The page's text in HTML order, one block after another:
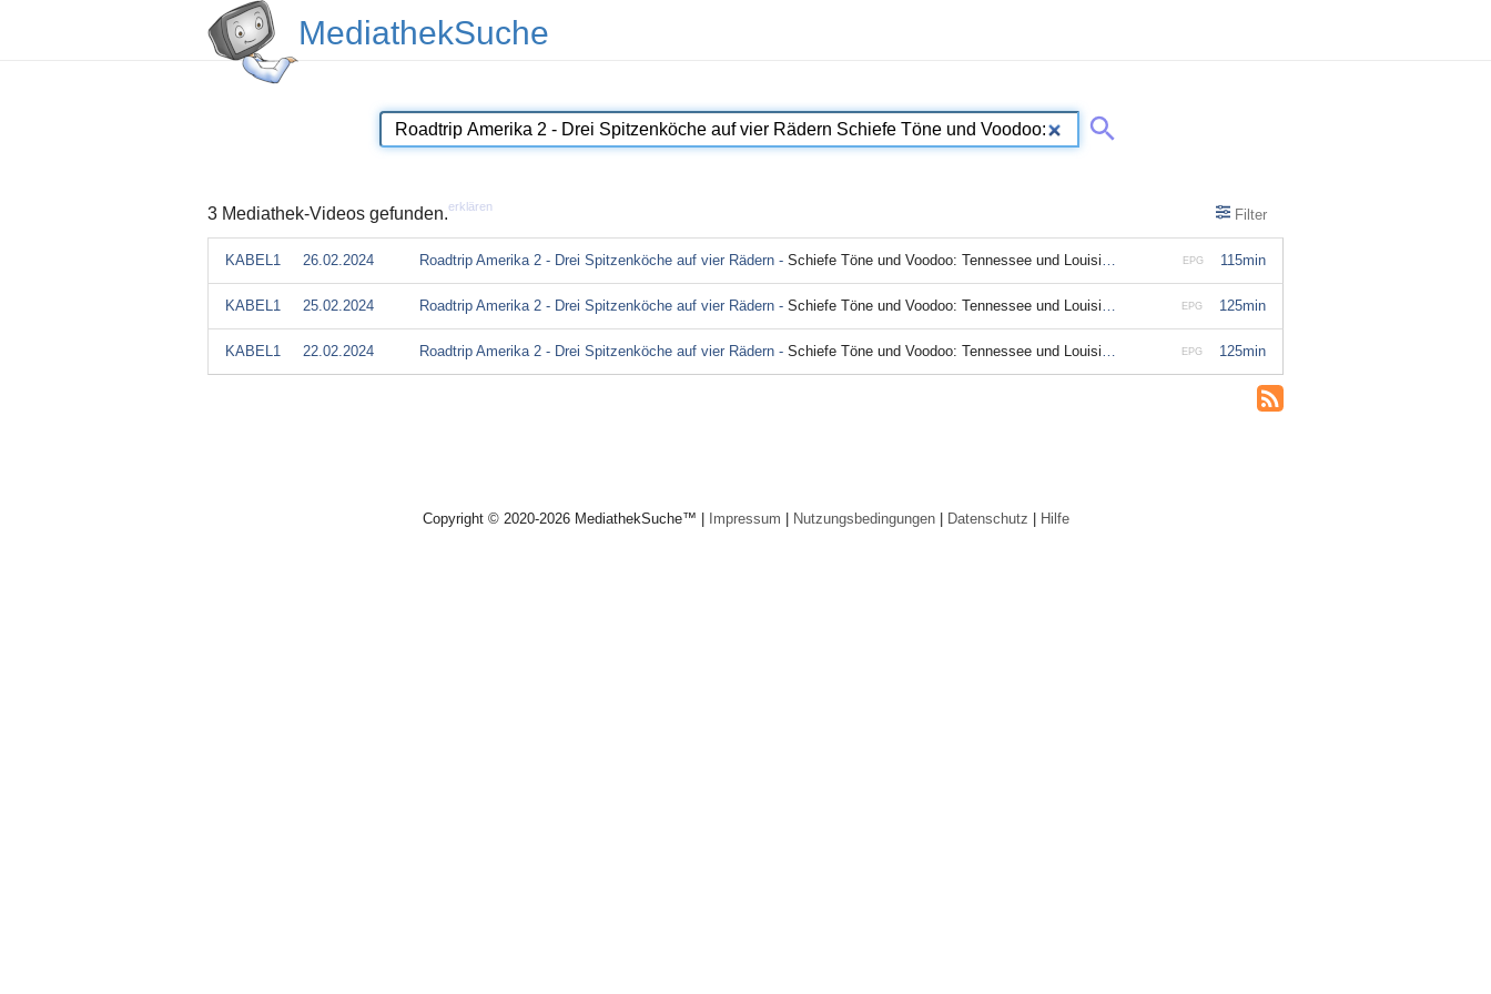
MediathekSuche
3 Mediathek-Videos gefunden.erklären Filter
115min
EPG
KABEL1 26.02.2024 Roadtrip Amerika 2 - Drei Spitzenköche auf vier Rädern - Schiefe Töne und Voodoo: Tennessee und Louisiana; Season 2 Episode 4
125min
EPG
KABEL1 25.02.2024 Roadtrip Amerika 2 - Drei Spitzenköche auf vier Rädern - Schiefe Töne und Voodoo: Tennessee und Louisiana; Season 2 Episode 4
125min
EPG
KABEL1 22.02.2024 Roadtrip Amerika 2 - Drei Spitzenköche auf vier Rädern - Schiefe Töne und Voodoo: Tennessee und Louisiana
Copyright © 2020-2026 MediathekSuche™ | Impressum | Nutzungsbedingungen| Datenschutz | Hilfe